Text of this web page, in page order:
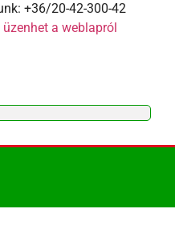
+36/20-42-300-42
üzenhet a weblapról